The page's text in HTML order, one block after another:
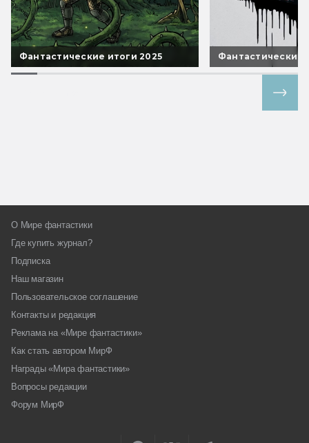
Фантастические итоги 2025 Фантастические
О Мире фантастики
Где купить журнал?
Подписка
Наш магазин
Пользовательское соглашение
Контакты и редакция
Реклама на «Мире фантастики»
Как стать автором МирФ
Награды «Мира фантастики»
Вопросы редакции
Форум МирФ